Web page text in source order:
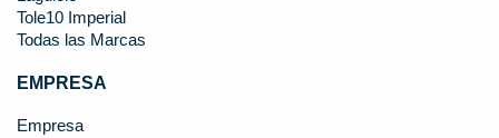
Tole10 Imperial
Todas las Marcas
EMPRESA
Empresa